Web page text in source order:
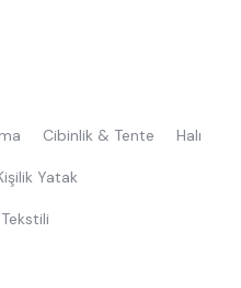
Cibinlik & Tente Halı
Yatak